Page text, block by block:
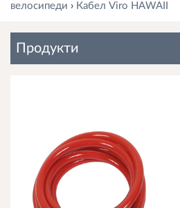
велосипеди › Кабел Viro HAWAII
Продукти